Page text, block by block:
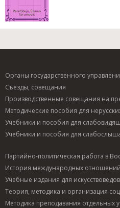
Органы государственного
Съезды, совещания
Производственные совещания на
Методические пособия для
Учебники и пособия для
Учебники и пособия для
Партийно-политическая работа в
История международных
Учебные издания для искусствоведов
Теория, методика и организация
Методика преподавания отдельных